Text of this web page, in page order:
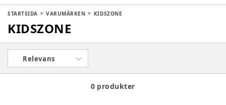
STARTSIDA VARUMÄRKEN KIDSZONE
KIDSZONE
Relevans
0 produkter